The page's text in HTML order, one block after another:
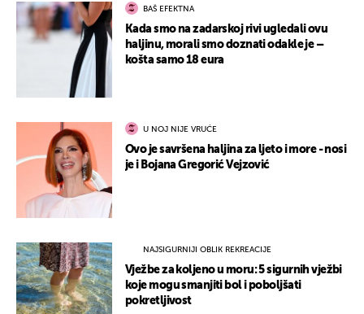
BAŠ EFEKTNA
Kada smo na zadarskoj rivi ugledali ovu
haljinu, morali smo doznati odakle je –
košta samo 18 eura
U NOJ NIJE VRUĆE
Ovo je savršena haljina za ljeto i more - nosi
je i Bojana Gregorić Vejzović
NAJSIGURNIJI OBLIK REKREACIJE
Vježbe za koljeno u moru: 5 sigurnih vježbi
koje mogu smanjiti bol i poboljšati
pokretljivost